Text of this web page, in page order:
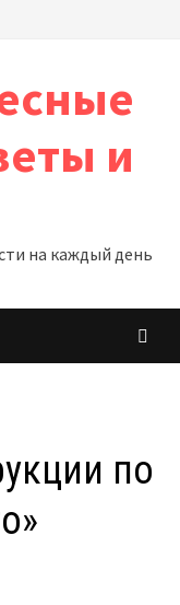
и
на каждый день
по